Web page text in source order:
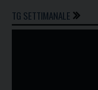
TG SETTIMANALE